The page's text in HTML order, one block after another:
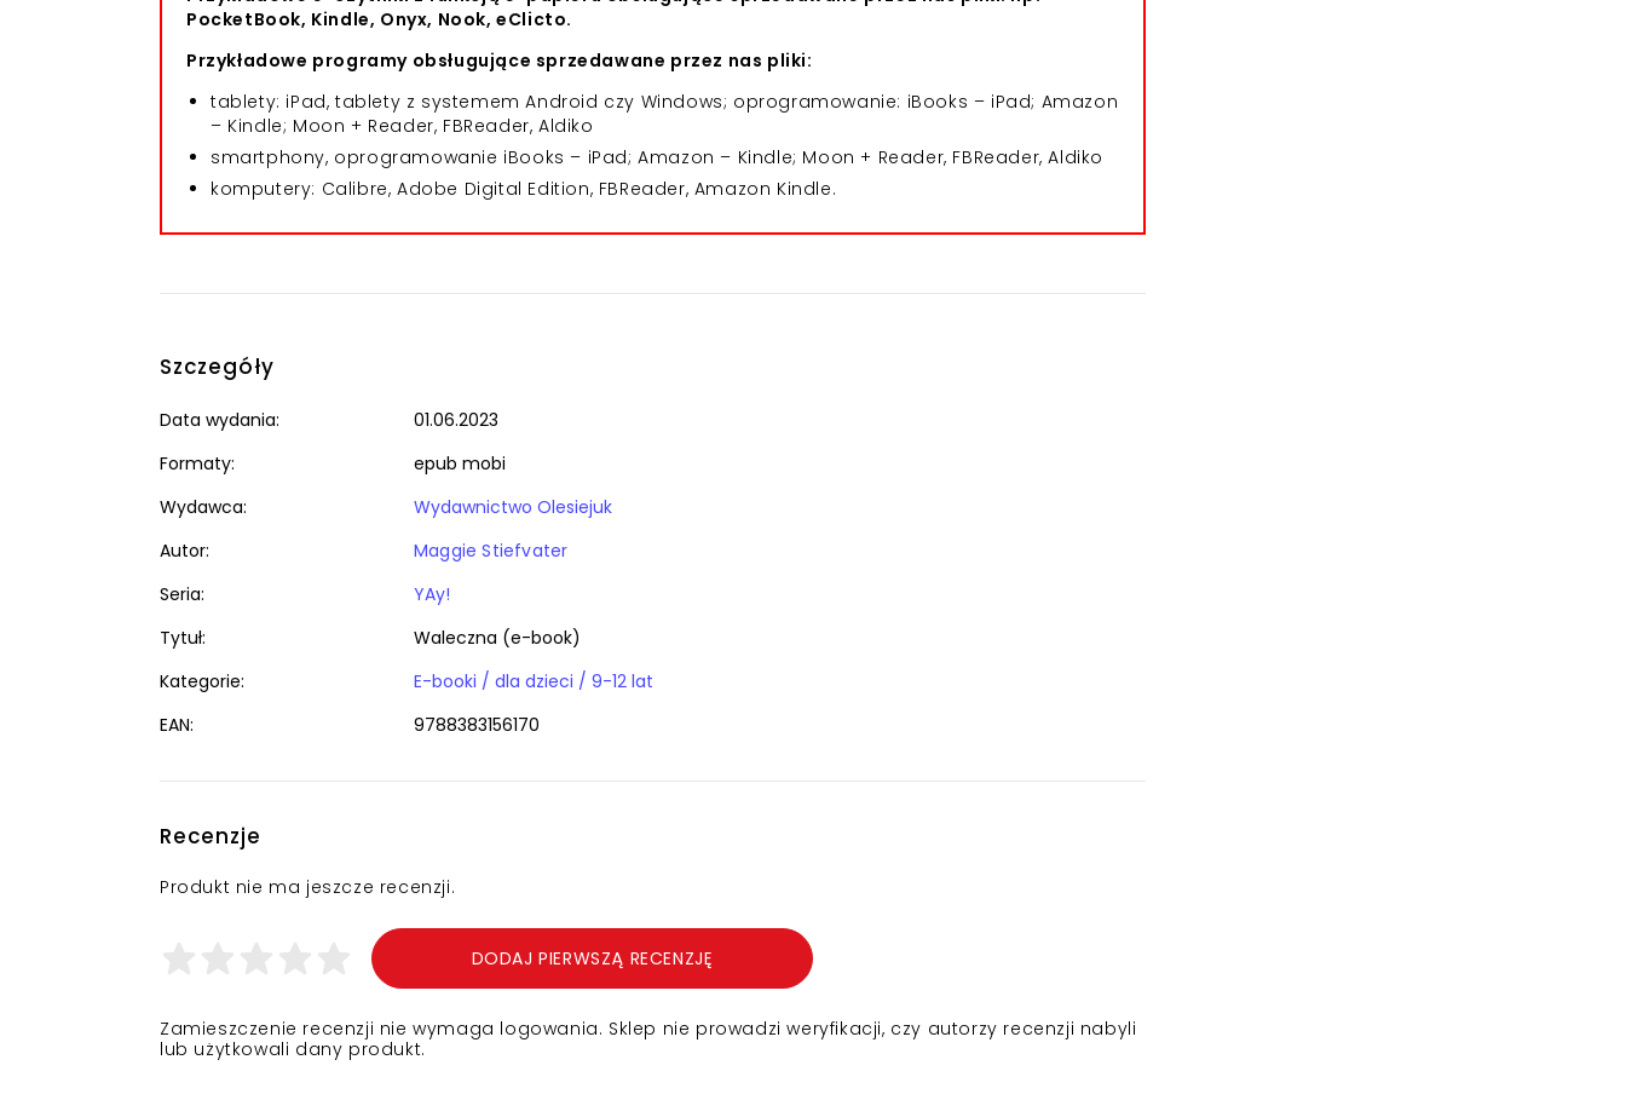
PocketBook, Kindle, Onyx, Nook, eClicto.
Przykładowe programy obsługujące sprzedawane przez nas pliki:
tablety: iPad, tablety z systemem Android czy Windows; oprogramowanie: iBooks – iPad; Amazon
– Kindle; Moon + Reader, FBReader, Aldiko
smartphony, oprogramowanie iBooks – iPad; Amazon – Kindle; Moon + Reader, FBReader, Aldiko
komputery: Calibre, Adobe Digital Edition, FBReader, Amazon Kindle.
Szczegóły
Data wydania:
01.06.2023
Formaty:
epub mobi
Wydawca:
Wydawnictwo Olesiejuk
Autor:
Maggie Stiefvater
Seria:
YAy!
Tytuł:
Waleczna (e-book)
Kategorie:
E-booki / dla dzieci / 9-12 lat
EAN:
9788383156170
Recenzje
Produkt nie ma jeszcze recenzji.
DODAJ PIERWSZĄ RECENZJĘ
Zamieszczenie recenzji nie wymaga logowania. Sklep nie prowadzi weryfikacji, czy autorzy recenzji nabyli
lub użytkowali dany produkt.